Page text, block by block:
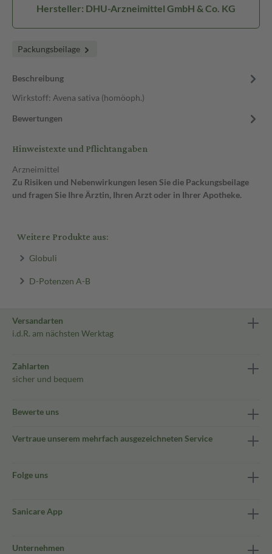
Hersteller: DHU-Arzneimittel GmbH & Co. KG
Packungsbeilage
Beschreibung
Wirkstoff: Avena sativa (homöoph.)
Bewertungen
Hinweistexte und Pflichtangaben
Arzneimittel
Zu Risiken und Nebenwirkungen lesen Sie die Packungsbeilage
und fragen Sie Ihre Ärztin, Ihren Arzt oder in Ihrer Apotheke.
Weitere Produkte aus:
Globuli
D-Potenzen A-B
Versandarten
i.d.R. am nächsten Werktag
Zahlarten
sicher und bequem
Bewerte uns
Vertraue unserem mehrfach ausgezeichneten Service
Folge uns
Sanicare App
Unternehmen